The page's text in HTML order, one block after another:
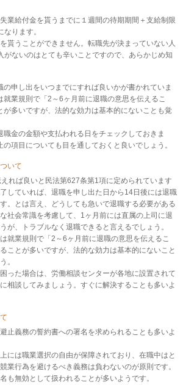
業給付金を貰うまでに１週間の待期期間＋支給制限
ります。
貰うことができません。転職先が決まっていない人
がないのはとても辛いことですので、あらかじめ知
の申し出をいつまでにすれば良いかが書かれていま
業規則で「2～6ヶ月前に退職の意思を伝えるこ
が多いですが、法的な効力は基本的にないことも覚
職金の金額や支払われる日をチェックしておきま
項目についても目を通しておくと良いでしょう。
いて
れば良いと民法第627条第1項に定められています
していれば、退職を申し出た日から14日後には退職
。とは言え、どうしても急いで退職する必要がある
社会常識を考慮して、1ヶ月前には直属の上司に退
が、トラブルなく退職できると言えるでしょう。
就業規則で「2～6ヶ月前に退職の意思を伝えるこ
ことが多いですが、法的な効力は基本的にないこと
。
った場合は、労働相談センターが各地に設置されて
相談してみましょう。すぐに解決することも多いよ
止義務の誓約書への署名を求められることも多いよ
には職業選択の自由が保障されており、在職中はと
業行為を避けるべき義務は負わないのが原則です。
も無効として扱われることが多いようです。